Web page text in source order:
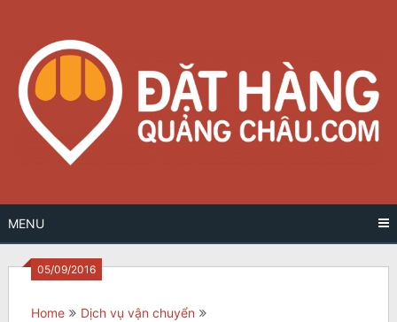
content
MENU
05/09/2016
Home
Dịch vụ vận chuyển